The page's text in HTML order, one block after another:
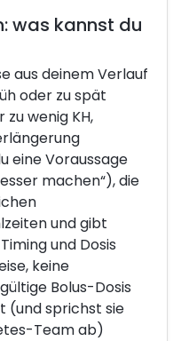
was kannst du
aus deinem Verlauf
oder zu spät
wenig KH,
eine Voraussage
machen“), die
und gibt
und Dosis
keine
Bolus-Dosis
(und sprichst sie
Team ab)